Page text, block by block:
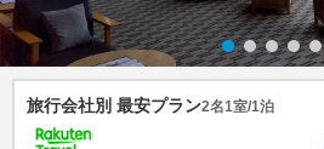
旅行会社別 最安プラン2名1室/1泊